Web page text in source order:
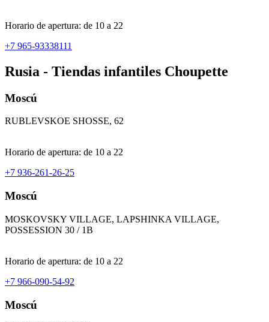
Horario de apertura: de 10 a 22
+7 965-93338111
Rusia - Tiendas infantiles Choupette
Moscú
RUBLEVSKOE SHOSSE, 62
Horario de apertura: de 10 a 22
+7 936-261-26-25
Moscú
MOSKOVSKY VILLAGE, LAPSHINKA VILLAGE,
POSSESSION 30 / 1B
Horario de apertura: de 10 a 22
+7 966-090-54-92
Moscú